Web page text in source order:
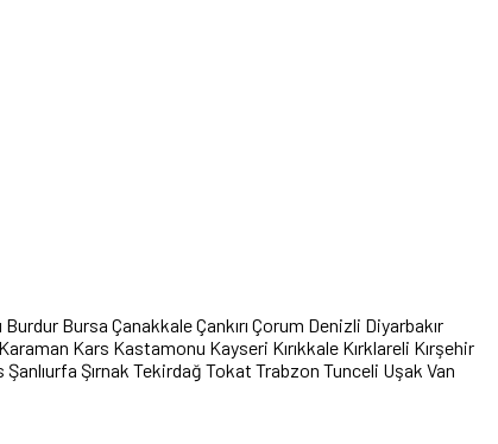
Burdur Bursa Çanakkale Çankırı Çorum Denizli Diyarbakır
Karaman Kars Kastamonu Kayseri Kırıkkale Kırklareli Kırşehir
Şanlıurfa Şırnak Tekirdağ Tokat Trabzon Tunceli Uşak Van